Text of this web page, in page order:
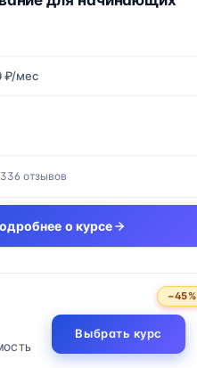
₽/мес
336 отзывов
о курсе
−45%
Выбрать курс